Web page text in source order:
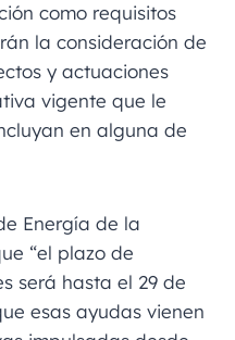
como requisitos
la consideración de
y actuaciones
vigente que le
en alguna de
Energía de la
“el plazo de
será hasta el 29 de
esas ayudas vienen